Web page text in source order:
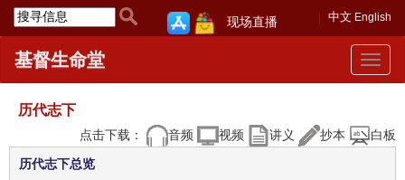
中文 English
现场直播
Toggle
基督生命堂
历代志下
点击下载： 音频 视频 讲义 抄本 白板
历代志下总览